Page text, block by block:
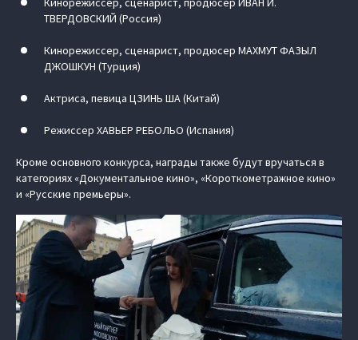
ТВЕРДОВСКИЙ (Россия)
Кинорежиссер, сценарист, продюсер МАХМУТ ФАЗЫЛ
ДЖОШКУН (Турция)
Актриса, певица ЦЗИНЬ ША (Китай)
Режиссер ХАВЬЕР РЕБОЛЬО (Испания)
Кроме основного конкурса, награды также будут вручаться в
категориях «Документальное кино», «Короткометражное кино»
и «Русские премьеры».